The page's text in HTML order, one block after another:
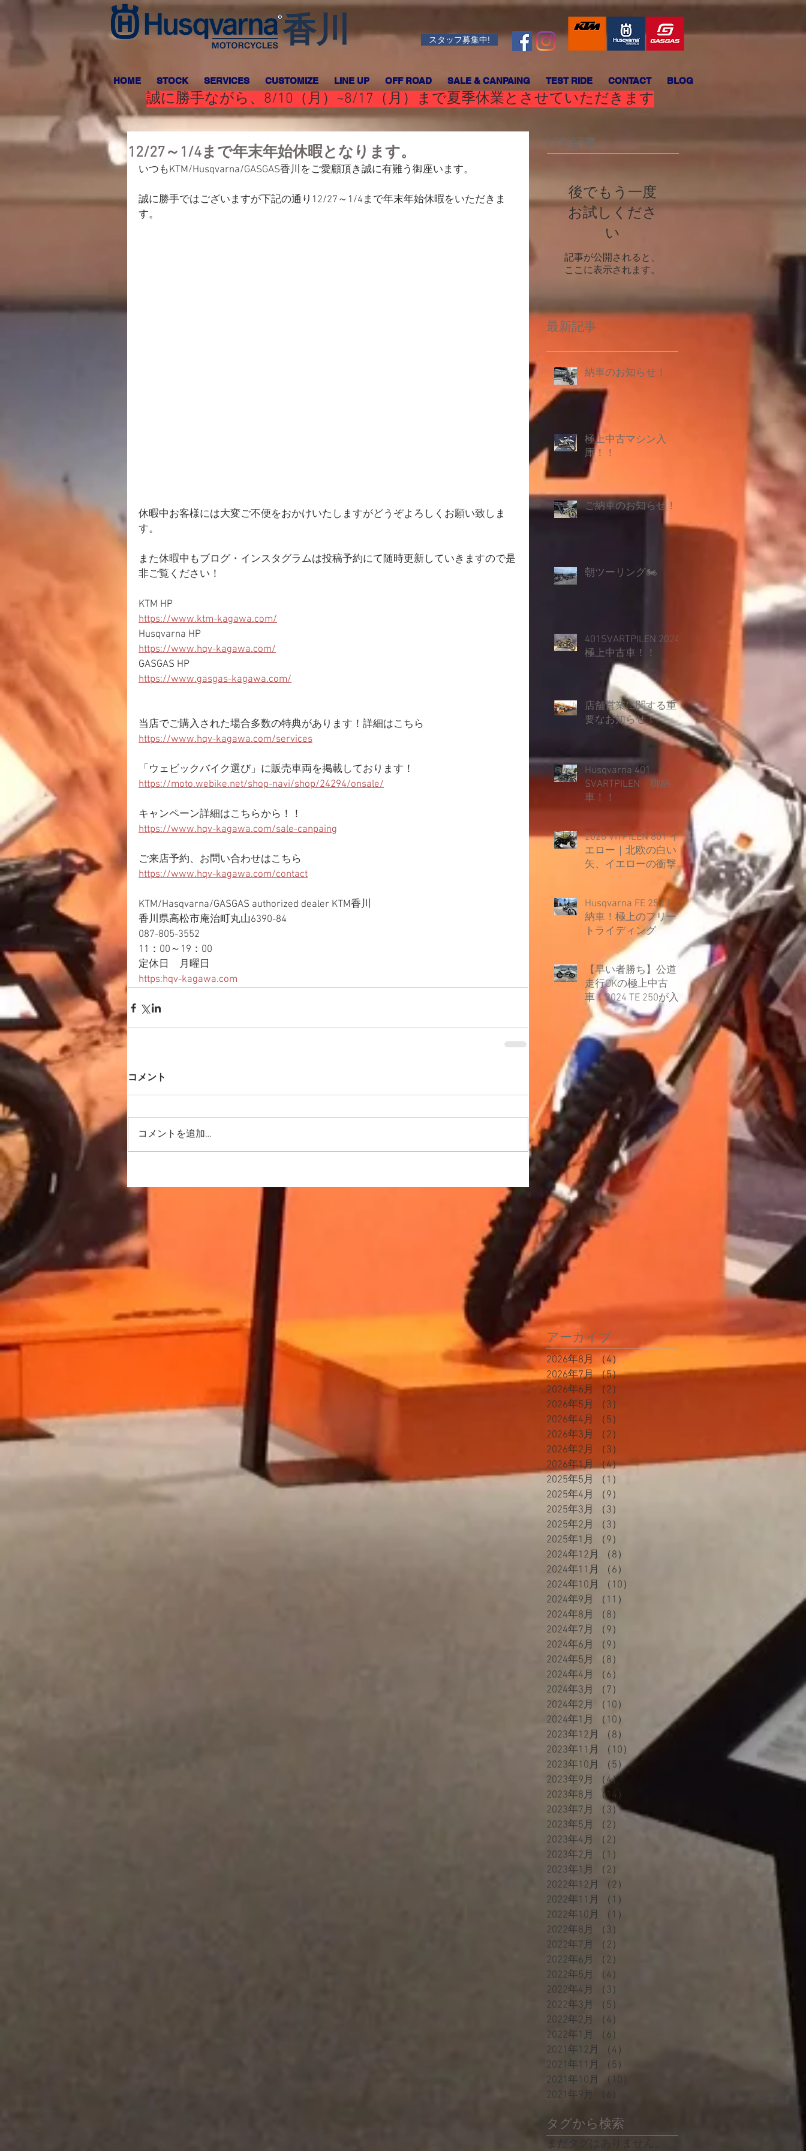
香川 スタッフ募集中!
HOME STOCK SERVICES CUSTOMIZE LINE UP OFF ROAD SALE & CANPAING TEST RIDE CONTACT BLOG
誠に勝手ながら、8/10（月）~8/17（月）まで夏季休業とさせていただきます
12/27～1/4まで年末年始休暇となります。
いつもKTM/Husqvarna/GASGAS香川をご愛顧頂き誠に有難う御座います。
誠に勝手ではございますが下記の通り12/27～1/4まで年末年始休暇をいただきま
す。
休暇中お客様には大変ご不便をおかけいたしますがどうぞよろしくお願い致しま
す。
また休暇中もブログ・インスタグラムは投稿予約にて随時更新していきますので是
非ご覧ください！
KTM HP
https://www.ktm-kagawa.com/
Husqvarna HP
https://www.hqv-kagawa.com/
GASGAS HP
https://www.gasgas-kagawa.com/
当店でご購入された場合多数の特典があります！詳細はこちら
https://www.hqv-kagawa.com/services
「ウェビックバイク選び」に販売車両を掲載しております！
https://moto.webike.net/shop-navi/shop/24294/onsale/
キャンペーン詳細はこちらから！！
https://www.hqv-kagawa.com/sale-canpaing
ご来店予約、お問い合わせはこちら
https://www.hqv-kagawa.com/contact
KTM/Hasqvarna/GASGAS authorized dealer KTM香川
香川県高松市庵治町丸山6390-84
087-805-3552
11：00～19：00
定休日　月曜日
https:hqv-kagawa.com
コメント
コメントを追加…
特集記事
後でもう一度
お試しくださ
い
記事が公開されると、
ここに表示されます。
最新記事
納車のお知らせ！
極上中古マシン入
庫！！
ご納車のお知らせ！
朝ツーリング🏍
401SVARTPILEN 2024
極上中古車！！
店舗営業に関する重
要なお知らせ！
Husqvarna 401
SVARTPILEN 御納
車！！
2026 VITPILEN 801 イ
エロー｜北欧の白い
矢、イエローの衝撃
Husqvarna FE 250！ご
納車！極上のフリー
トライディング
【早い者勝ち】公道
走行OKの極上中古
車！2024 TE 250が入
荷しました！
アーカイブ
2026年8月 （4）4件の記事
2026年7月 （5）5件の記事
2026年6月
（2）
2026年5月
（3）
2026年4月
（5）
2026年3月
（2）
2026年2月
（3）
2026年1月 （4）4件の記事
2025年5月
（1）
2025年4月
（9）
2025年3月
（3）
2025年2月
（3）
2025年1月
（9）
2024年12月
（8）
2024年11月
（6）
2024年10月
（10）
2024年9月
（11）
2024年8月
（8）
2024年7月
（9）
2024年6月
（9）
2024年5月
（8）
2024年4月
（6）
2024年3月
（7）
2024年2月
（10）
2024年1月
（10）
10件の記事
2023年12月
（8）
8件の記事
2023年11月
（10）
10件の記事
2023年10月
（5）5件の記事
2023年9月
（4）
2023年8月
（14）
2023年7月
（3）3件の記事
2023年5月
（2）
2件の記事
2023年4月
（2）
2023年2月
（1）
2023年1月
（2）
2022年12月
（2）
2022年11月
（1）
2022年10月
（1）
2022年8月
（3）
2022年7月
（2）
2022年6月
（2）
2022年5月
（4）
2022年4月
（3）
2022年3月
（5）
2022年2月
（4）
2022年1月
（6）
2021年12月
（4）
2021年11月
（5）
2021年10月
（10）
2021年9月
（6）
タグから検索
まだタグはありません。